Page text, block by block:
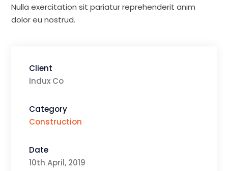
Nulla exercitation sit pariatur reprehenderit anim
dolor eu nostrud.
Client
Indux Co
Category
Construction
Date
10th April, 2019